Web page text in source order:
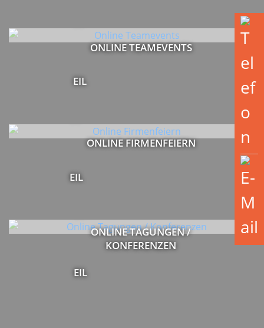
ONLINE TEAMEVENTS
ONLINE FIRMENFEIERN
ONLINE TAGUNGEN /
KONFERENZEN